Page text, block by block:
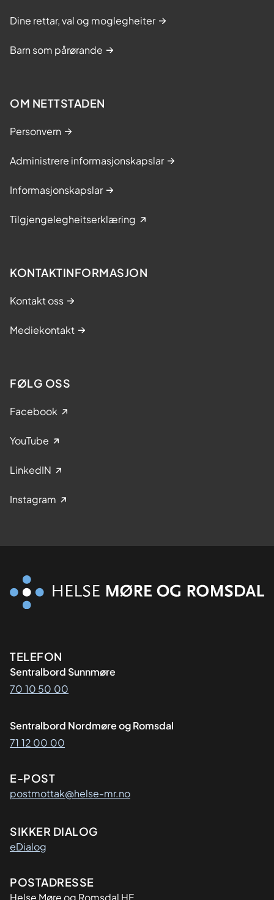
Dine rettar, val og moglegheiter
Barn som pårørande
OM NETTSTADEN
Personvern
Administrere informasjonskapslar
Informasjonskapslar
Tilgjengelegheitserklæring
KONTAKTINFORMASJON
Kontakt oss
Mediekontakt
FØLG OSS
Facebook
YouTube
LinkedIN
Instagram
Kontaktinformasjon
TELEFON
Sentralbord Sunnmøre
70 10 50 00
Sentralbord Nordmøre og Romsdal
71 12 00 00
E-POST
postmottak@helse-mr.no
SIKKER DIALOG
eDialog
Adresse
POSTADRESSE
Helse Møre og Romsdal HF